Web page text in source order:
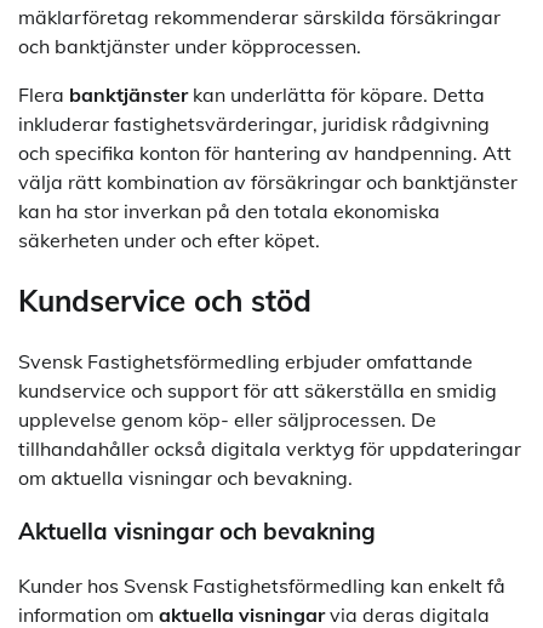
mäklarföretag rekommenderar särskilda försäkringar
och banktjänster under köpprocessen.
Flera banktjänsterkan underlätta för köpare. Detta
inkluderar fastighetsvärderingar, juridisk rådgivning
och specifika konton för hantering av handpenning. Att
välja rätt kombination av försäkringar och banktjänster
kan ha stor inverkan på den totala ekonomiska
säkerheten under och efter köpet.
Kundservice och stöd
Svensk Fastighetsförmedling erbjuder omfattande
kundservice och support för att säkerställa en smidig
upplevelse genom köp- eller säljprocessen. De
tillhandahåller också digitala verktyg för uppdateringar
om aktuella visningar och bevakning.
Aktuella visningar och bevakning
Kunder hos Svensk Fastighetsförmedling kan enkelt få
information om aktuella visningarvia deras digitala